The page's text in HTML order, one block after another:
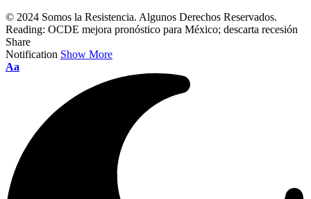
© 2024 Somos la Resistencia. Algunos Derechos Reservados.
Reading: OCDE mejora pronóstico para México; descarta recesión
Share
Notification Show More
Font
Aa